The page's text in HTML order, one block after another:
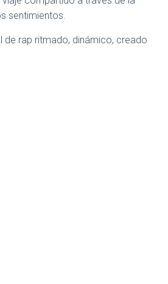
sentimientos.
de rap ritmado, dinámico, creado